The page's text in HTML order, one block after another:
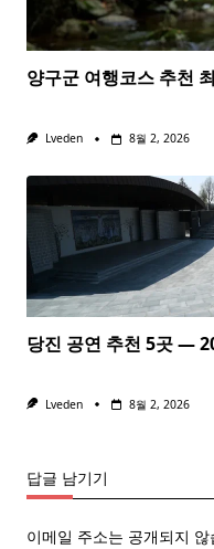
양구군 여행코스 추천
Lveden 8월 2, 2026
당진 공연 추천 5곳 —
Lveden 8월 2, 2026
답글 남기기
이메일 주소는 공개되지 않